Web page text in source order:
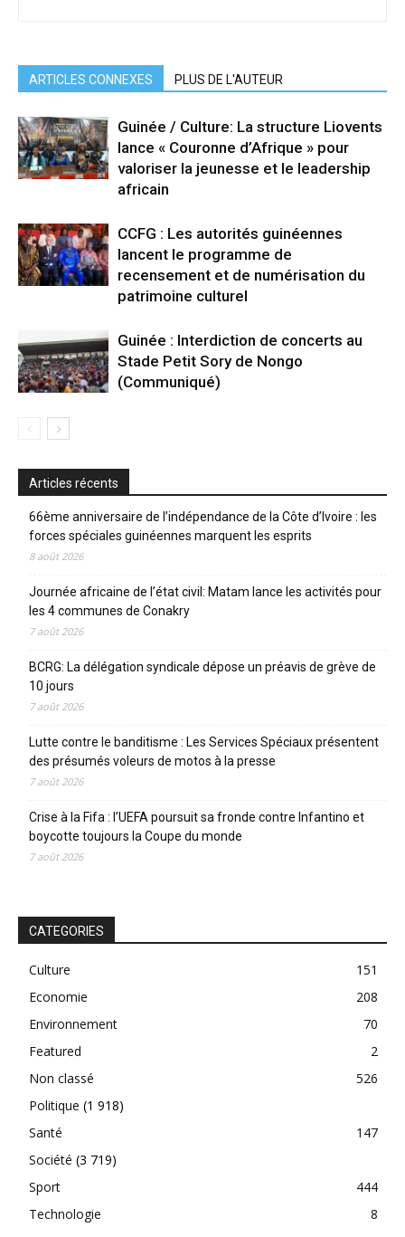
ARTICLES CONNEXES PLUS DE L'AUTEUR
Guinée / Culture: La structure Liovents
lance « Couronne d’Afrique » pour
valoriser la jeunesse et le leadership
africain
CCFG : Les autorités guinéennes
lancent le programme de
recensement et de numérisation du
patrimoine culturel
Guinée : Interdiction de concerts au
Stade Petit Sory de Nongo
(Communiqué)
Articles récents
66ème anniversaire de l’indépendance de la Côte d’Ivoire : les
forces spéciales guinéennes marquent les esprits
8 août 2026
Journée africaine de l’état civil: Matam lance les activités pour
les 4 communes de Conakry
7 août 2026
BCRG: La délégation syndicale dépose un préavis de grève de
10 jours
7 août 2026
Lutte contre le banditisme : Les Services Spéciaux présentent
des présumés voleurs de motos à la presse
7 août 2026
Crise à la Fifa : l’UEFA poursuit sa fronde contre Infantino et
boycotte toujours la Coupe du monde
7 août 2026
CATEGORIES
Culture
151
Economie
208
Environnement
70
Featured
2
Non classé
526
Politique (1 918)
Santé
147
Société (3 719)
Sport
444
Technologie
8